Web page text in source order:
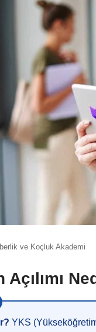
ve Koçluk Akademi
Açılımı
YKS